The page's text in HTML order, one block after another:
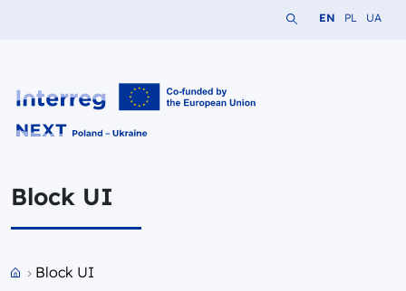
Search the website
Change
EN Change
PL UA
Block UI
Przejdź do strony głównej portalu
Block UI